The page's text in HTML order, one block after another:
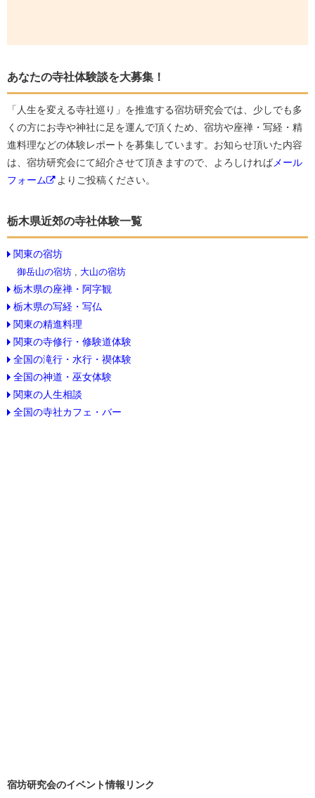
あなたの寺社体験談を大募集！
「人生を変える寺社巡り」を推進する宿坊研究会では、少しでも多
くの方にお寺や神社に足を運んで頂くため、宿坊や座禅・写経・精
進料理などの体験レポートを募集しています。お知らせ頂いた内容
は、宿坊研究会にて紹介させて頂きますので、よろしければメール
フォーム
よりご投稿ください。
栃木県近郊の寺社体験一覧
関東の宿坊
御岳山の宿坊 , 大山の宿坊
栃木県の座禅・阿字観
栃木県の写経・写仏
関東の精進料理
関東の寺修行・修験道体験
全国の滝行・水行・禊体験
全国の神道・巫女体験
関東の人生相談
全国の寺社カフェ・バー
宿坊研究会のイベント情報リンク